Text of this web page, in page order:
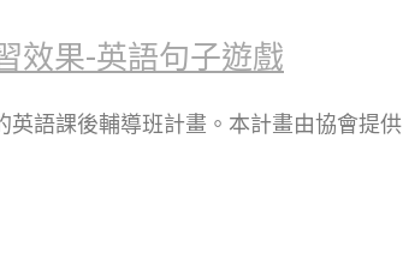
效果-英語句子遊戲
語課後輔導班計畫。本計畫由協會提供